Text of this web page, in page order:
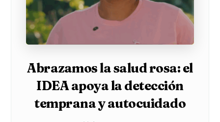
Abrazamos la salud rosa: el
IDEA apoya la detección
temprana y autocuidado